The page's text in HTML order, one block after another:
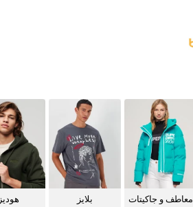
معاطف و جاكيتات
بلايز هوديز